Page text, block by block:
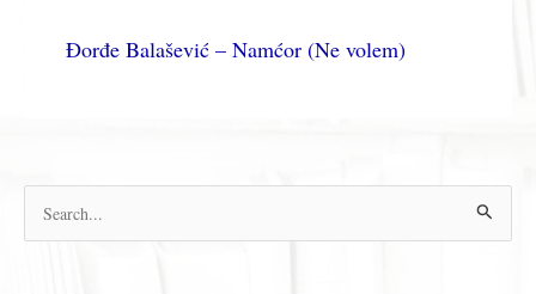
Đorđe Balašević – Namćor (Ne volem)
р